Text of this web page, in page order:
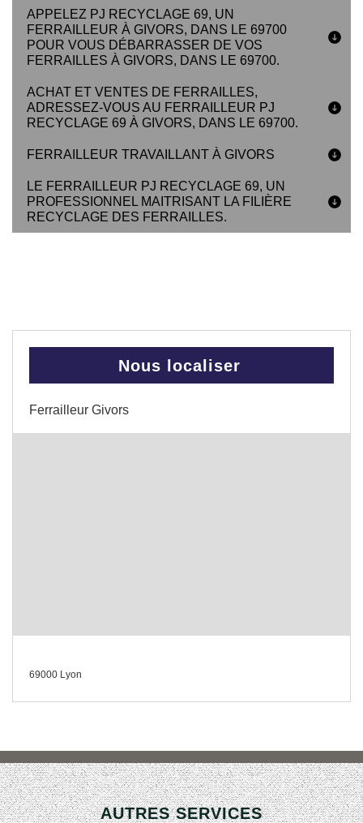
APPELEZ PJ RECYCLAGE 69, UN
FERRAILLEUR À GIVORS, DANS LE 69700
POUR VOUS DÉBARRASSER DE VOS
FERRAILLES À GIVORS, DANS LE 69700.
ACHAT ET VENTES DE FERRAILLES,
ADRESSEZ-VOUS AU FERRAILLEUR PJ
RECYCLAGE 69 À GIVORS, DANS LE 69700.
FERRAILLEUR TRAVAILLANT À GIVORS
LE FERRAILLEUR PJ RECYCLAGE 69, UN
PROFESSIONNEL MAITRISANT LA FILIÈRE
RECYCLAGE DES FERRAILLES.
Nous localiser
Ferrailleur Givors
69000 Lyon
AUTRES SERVICES